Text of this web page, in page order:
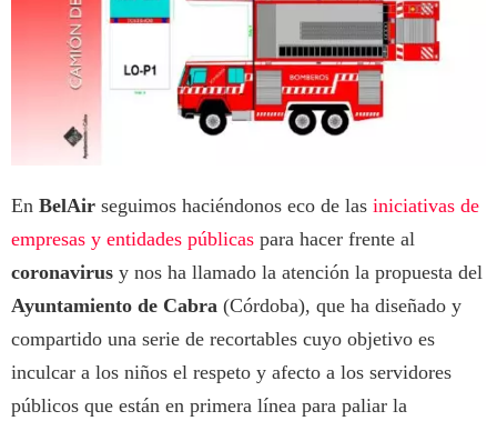
En BelAir seguimos haciéndonos eco de las iniciativas de
empresas y entidades públicas para hacer frente al
coronavirus y nos ha llamado la atención la propuesta del
Ayuntamiento de Cabra (Córdoba), que ha diseñado y
compartido una serie de recortables cuyo objetivo es
inculcar a los niños el respeto y afecto a los servidores
públicos que están en primera línea para paliar la